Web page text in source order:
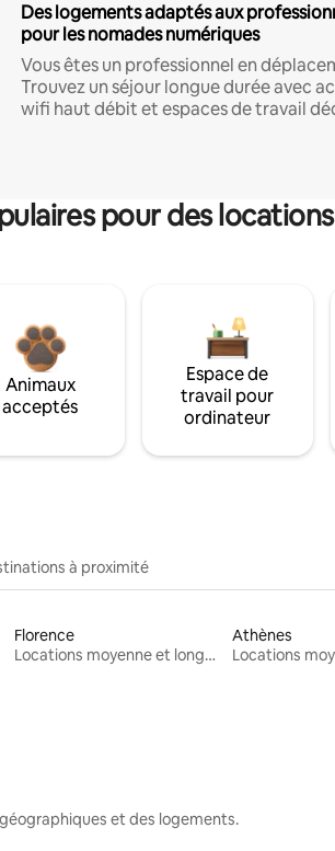
Des logements adaptés aux
pour les nomades numériques
Vous êtes un professionnel en
Trouvez un séjour longue durée avec
wifi haut débit et espaces de travail
pour des
Animaux
acceptés
Espace de
travail pour
ordinateur
à proximité
Florence
Locations moyenne et longue durée
Athènes
et des logements.